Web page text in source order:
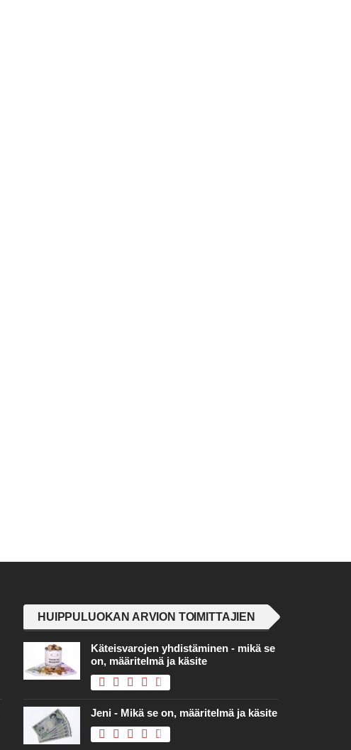
HUIPPULUOKAN ARVION TOIMITTAJIEN
Käteisvarojen yhdistäminen - mikä se
on, määritelmä ja käsite
Jeni - Mikä se on, määritelmä ja käsite